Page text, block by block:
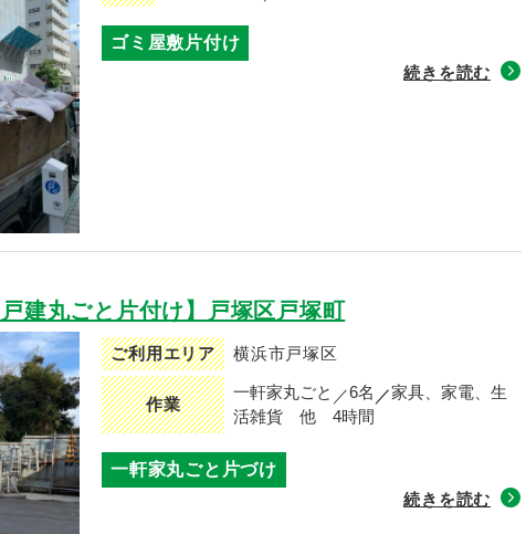
ゴミ屋敷片付け
続きを読む
建丸ごと片付け】戸塚区戸塚町
ご利用エリア 横浜市戸塚区
作業
一軒家丸ごと 6名
家具、家電、生
活雑貨 他
4時間
一軒家丸ごと片づけ
続きを読む